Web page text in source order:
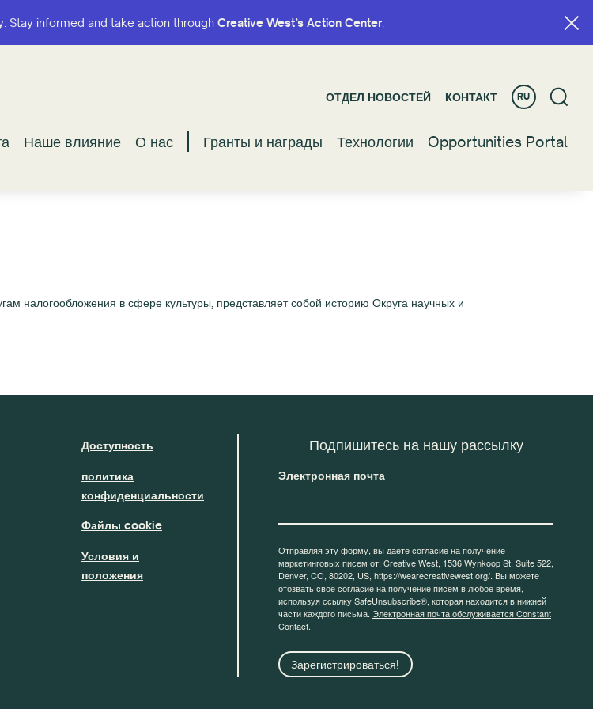
Stay informed and take action through Creative West’s Action Center.
ОТДЕЛ НОВОСТЕЙ КОНТАКТ RU
Наше влияние О нас Гранты и награды Технологии Opportunities Portal
Stay informed and take action through Creative West’s Action Center.
ОТДЕЛ НОВОСТЕЙ КОНТАКТ RU
Наше влияние О нас Гранты и награды Технологии Opportunities Portal
налогообложения в сфере культуры, представляет собой историю Округа научных и
Доступность
политика
конфиденциальности
Файлы cookie
Условия и
положения
Подпишитесь на нашу рассылку
Электронная почта
Отправляя эту форму, вы даете согласие на получение
маркетинговых писем от: Creative West, 1536 Wynkoop St, Suite 522,
Denver, CO, 80202, US, https://wearecreativewest.org/. Вы можете
отозвать свое согласие на получение писем в любое время,
используя ссылку SafeUnsubscribe®, которая находится в нижней
части каждого письма. Электронная почта обслуживается Constant
Contact.
Зарегистрироваться!